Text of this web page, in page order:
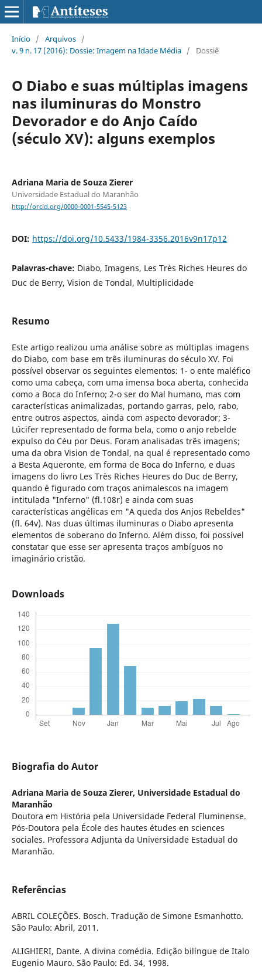
Início / Arquivos /
v. 9 n. 17 (2016): Dossìe: Imagem na Idade Média / Dossiê
O Diabo e suas múltiplas imagens
nas iluminuras do Monstro
Devorador e do Anjo Caído
(século XV): alguns exemplos
Adriana Maria de Souza Zierer
Universidade Estadual do Maranhão
http://orcid.org/0000-0001-5545-5123
DOI: https://doi.org/10.5433/1984-3356.2016v9n17p12
Palavras-chave: Diabo, Imagens, Les Très Riches Heures do
Duc de Berry, Vision de Tondal, Multiplicidade
Resumo
Este artigo realizou uma análise sobre as múltiplas imagens
do Diabo, com base em três iluminuras do século XV. Foi
possível observar os seguintes elementos: 1- o ente maléfico
como uma cabeça, com uma imensa boca aberta, conhecida
como a Boca do Inferno; 2-o ser do Mal humano, mas com
características animalizadas, portando garras, pelo, rabo,
entre outros aspectos, ainda com aspecto devorador; 3-
Lúcifer representado de forma bela, como o anjo rebelde
expulso do Céu por Deus. Foram analisadas três imagens;
uma da obra Vision de Tondal, na qual é representado como
a Besta Aqueronte, em forma de Boca do Inferno, e duas
imagens do livro Les Très Riches Heures do Duc de Berry,
quando é figurado com traços animalescos na imagem
intitulada "Inferno" (fl.108r) e ainda com suas
características angélicas em "A queda dos Anjos Rebeldes"
(fl. 64v). Nas duas últimas iluminuras o Diabo apresenta
elementos de soberano do Inferno. Além disso, foi possível
constatar que esse ser apresenta traços ambíguos no
imaginário cristão.
Downloads
Biografia do Autor
Adriana Maria de Souza Zierer, Universidade Estadual do
Maranhão
Doutora em História pela Universidade Federal Fluminense.
Pós-Doutora pela École des hautes études en sciences
sociales. Professora Adjunta da Universidade Estadual do
Maranhão.
Referências
ABRIL COLEÇÕES. Bosch. Tradução de Simone Esmanhotto.
São Paulo: Abril, 2011.
ALIGHIERI, Dante. A divina comédia. Edição bilíngue de Italo
Eugenio Mauro. São Paulo: Ed. 34, 1998.